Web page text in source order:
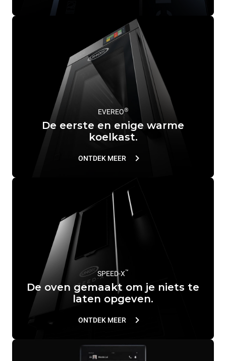
EVEREO®
De eerste en enige warme
koelkast.
ONTDEK MEER
SPEED-X™
De oven gemaakt om je niets te
laten opgeven.
ONTDEK MEER